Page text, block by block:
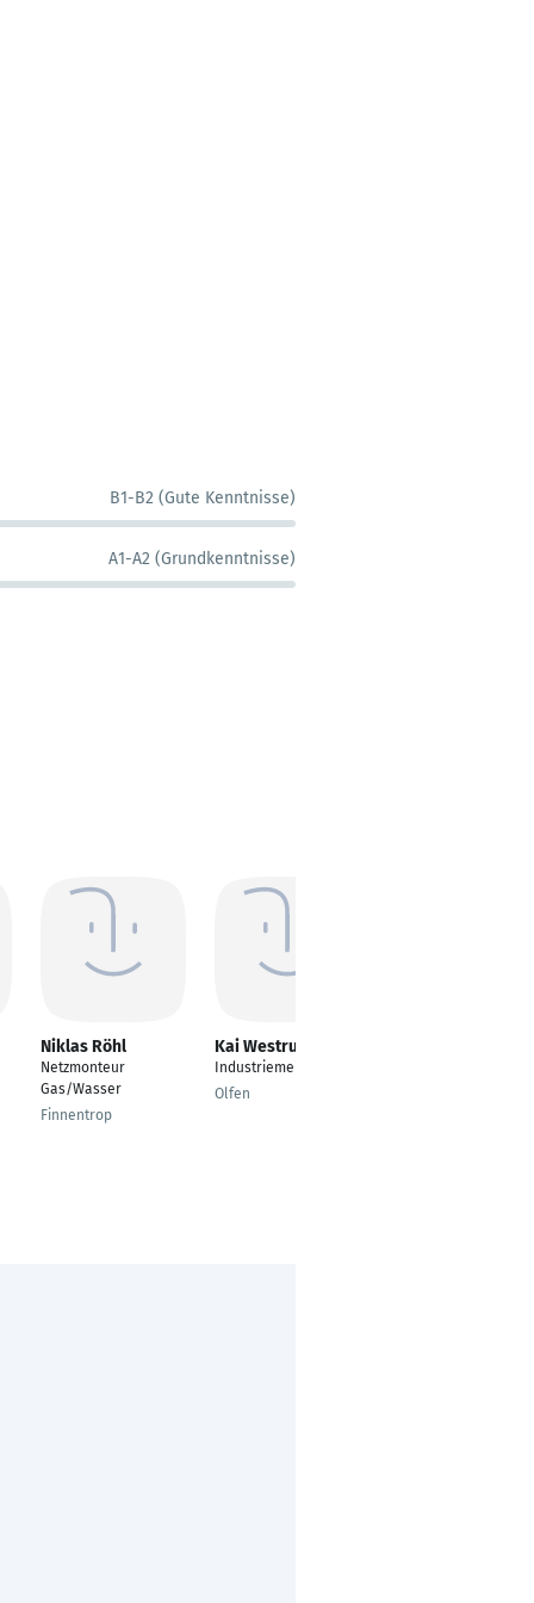
B1-B2 (Gute Kenntnisse)
A1-A2 (Grundkenntnisse)
Niklas Röhl
Netzmonteur
Gas/Wasser
Finnentrop
Kai Westrup
Industriemeister
Olfen